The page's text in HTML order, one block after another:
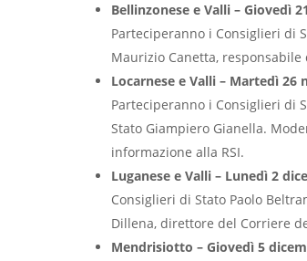
Bellinzonese e Valli – Giovedì
Parteciperanno i Consiglieri di
Maurizio Canetta,
Locarnese e Valli – Martedì 26
Parteciperanno i Consiglieri di
Stato Giampiero Gianella.
informazione alla RSI.
Luganese e Valli – Lunedì 2
Consiglieri di Stato Paolo
Dillena, direttore del Corriere
Mendrisiotto – Giovedì 5